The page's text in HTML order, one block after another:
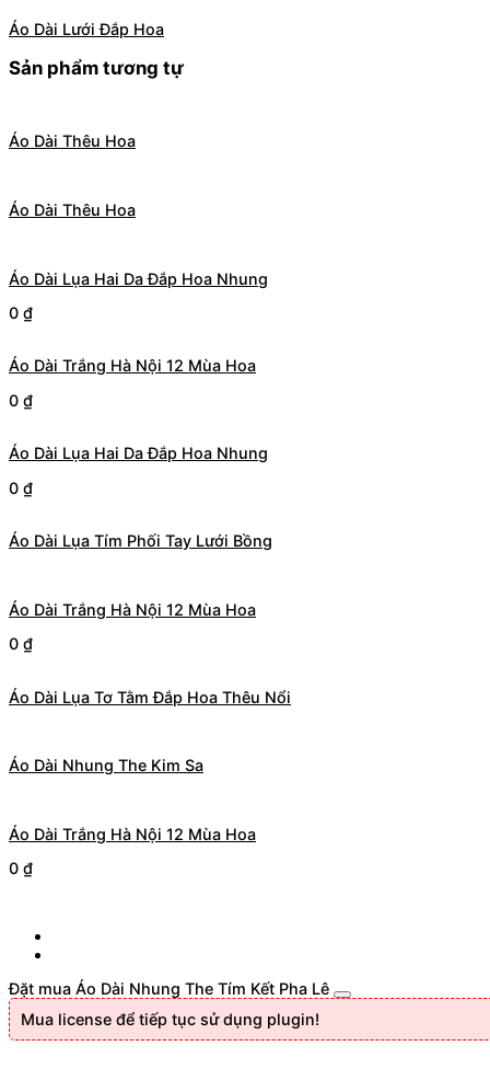
Áo Dài Lưới Đắp Hoa
Sản phẩm tương tự
Áo Dài Thêu Hoa
Áo Dài Thêu Hoa
Áo Dài Lụa Hai Da Đắp Hoa Nhung
0 ₫
Áo Dài Trắng Hà Nội 12 Mùa Hoa
0 ₫
Áo Dài Lụa Hai Da Đắp Hoa Nhung
0 ₫
Áo Dài Lụa Tím Phối Tay Lưới Bồng
Áo Dài Trắng Hà Nội 12 Mùa Hoa
0 ₫
Áo Dài Lụa Tơ Tằm Đắp Hoa Thêu Nổi
Áo Dài Nhung The Kim Sa
Áo Dài Trắng Hà Nội 12 Mùa Hoa
0 ₫
Đặt mua Áo Dài Nhung The Tím Kết Pha Lê
Mua license để tiếp tục sử dụng plugin!